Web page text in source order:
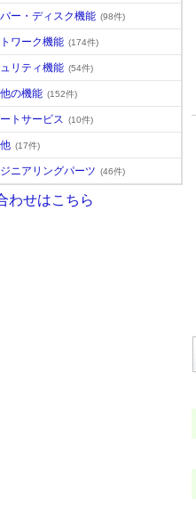
ー・ディスク機能 (98件)
ワーク機能 (174件)
リティ機能 (54件)
の機能 (152件)
トサービス (10件)
(17件)
ニアリングパーツ (46件)
わせはこちら